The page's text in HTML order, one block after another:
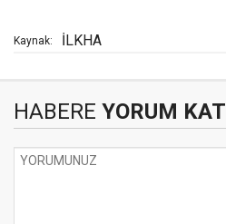
Kaynak: İLKHA
HABERE YORUM KAT